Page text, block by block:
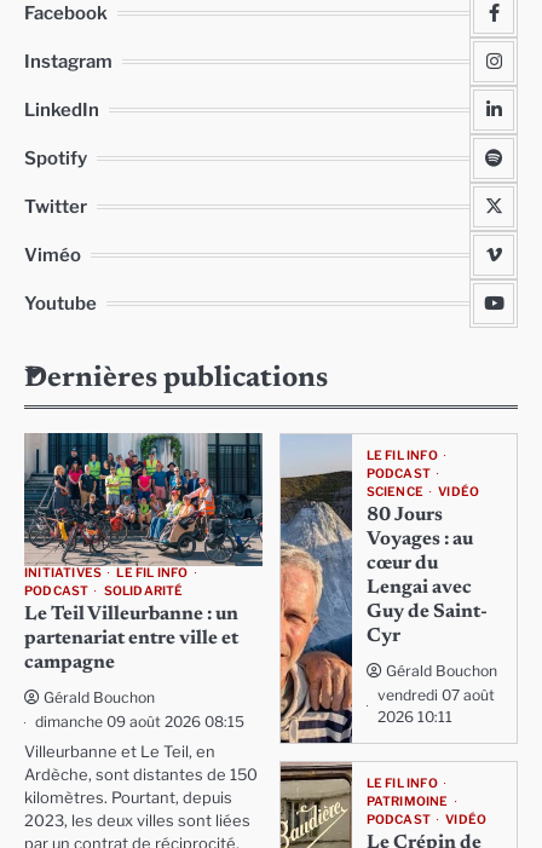
Facebook
Instagram
LinkedIn
Spotify
Twitter
Viméo
Youtube
Dernières publications
INITIATIVES
LE FIL INFO
PODCAST
SOLIDARITÉ
Le Teil Villeurbanne : un
partenariat entre ville et
campagne
Gérald Bouchon
dimanche 09 août 2026 08:15
Villeurbanne et Le Teil, en
Ardèche, sont distantes de 150
kilomètres. Pourtant, depuis
2023, les deux villes sont liées
par un contrat de réciprocité,
LE FIL INFO
PODCAST
SCIENCE
VIDÉO
80 Jours
Voyages : au
cœur du
Lengai avec
Guy de Saint-
Cyr
Gérald Bouchon
vendredi 07 août
2026 10:11
LE FIL INFO
PATRIMOINE
PODCAST
VIDÉO
Le Crépin de